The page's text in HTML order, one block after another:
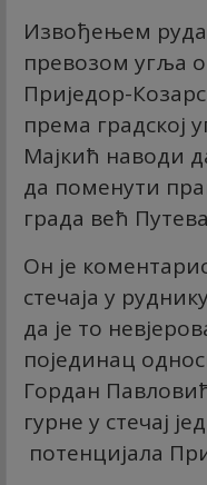
Извођењем
превозом угља
Приједор-
према градској
Мајкић наводи
да поменути
града већ
Он је
стечаја у
да је то
појединац
Гордан
гурне у стечај
потенцијала